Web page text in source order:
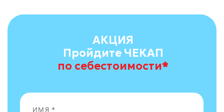
АКЦИЯ
Пройдите ЧЕКАП
по себестоимости*
ИМЯ *